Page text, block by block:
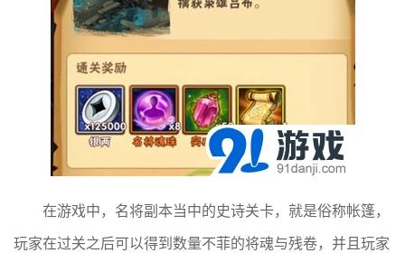
在游戏中，名将副本当中的史诗关卡，就是俗称帐篷，
玩家在过关之后可以得到数量不菲的将魂与残卷，并且玩家